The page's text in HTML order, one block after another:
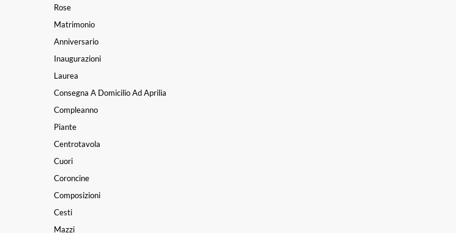
Rose
Matrimonio
Anniversario
Inaugurazioni
Laurea
Consegna A Domicilio Ad Aprilia
Compleanno
Piante
Centrotavola
Cuori
Coroncine
Composizioni
Cesti
Mazzi